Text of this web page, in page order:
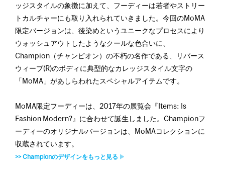
ッジスタイルの象徴に加えて、フーディーは若者やストリー
トカルチャーにも取り入れられていきました。今回のMoMA
限定バージョンは、後染めというユニークなプロセスにより
ウォッシュアウトしたようなクールな色合いに、
Champion（チャンピオン）の不朽の名作である、リバース
ウィーブ(R)のボディに典型的なカレッジスタイル文字の
「MoMA」があしらわれたスペシャルアイテムです。
MoMA限定フーディーは、2017年の展覧会『Items: Is
Fashion Modern?』に合わせて誕生しました。Championフ
ーディーのオリジナルバージョンは、MoMAコレクションに
収蔵されています。
>> Championのデザインをもっと見る